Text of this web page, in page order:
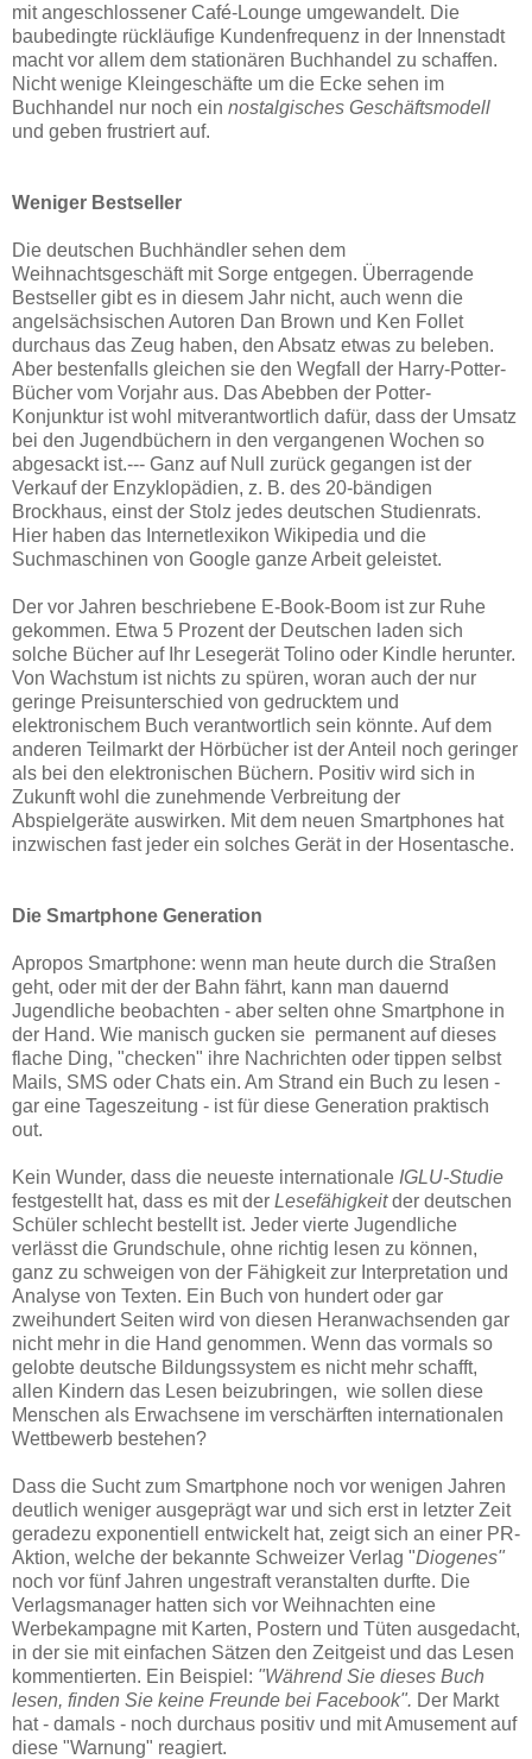
mit angeschlossener Café-Lounge umgewandelt. Die
baubedingte rückläufige Kundenfrequenz in der Innenstadt
macht vor allem dem stationären Buchhandel zu schaffen.
Nicht wenige Kleingeschäfte um die Ecke sehen im
Buchhandel nur noch ein nostalgisches Geschäftsmodell
und geben frustriert auf.
Weniger Bestseller
Die deutschen Buchhändler sehen dem
Weihnachtsgeschäft mit Sorge entgegen. Überragende
Bestseller gibt es in diesem Jahr nicht, auch wenn die
angelsächsischen Autoren Dan Brown und Ken Follet
durchaus das Zeug haben, den Absatz etwas zu beleben.
Aber bestenfalls gleichen sie den Wegfall der Harry-Potter-
Bücher vom Vorjahr aus. Das Abebben der Potter-
Konjunktur ist wohl mitverantwortlich dafür, dass der Umsatz
bei den Jugendbüchern in den vergangenen Wochen so
abgesackt ist.--- Ganz auf Null zurück gegangen ist der
Verkauf der Enzyklopädien, z. B. des 20-bändigen
Brockhaus, einst der Stolz jedes deutschen Studienrats.
Hier haben das Internetlexikon Wikipedia und die
Suchmaschinen von Google ganze Arbeit geleistet.
Der vor Jahren beschriebene E-Book-Boom ist zur Ruhe
gekommen. Etwa 5 Prozent der Deutschen laden sich
solche Bücher auf Ihr Lesegerät Tolino oder Kindle herunter.
Von Wachstum ist nichts zu spüren, woran auch der nur
geringe Preisunterschied von gedrucktem und
elektronischem Buch verantwortlich sein könnte. Auf dem
anderen Teilmarkt der Hörbücher ist der Anteil noch geringer
als bei den elektronischen Büchern. Positiv wird sich in
Zukunft wohl die zunehmende Verbreitung der
Abspielgeräte auswirken. Mit dem neuen Smartphones hat
inzwischen fast jeder ein solches Gerät in der Hosentasche.
Die Smartphone Generation
Apropos Smartphone: wenn man heute durch die Straßen
geht, oder mit der der Bahn fährt, kann man dauernd
Jugendliche beobachten - aber selten ohne Smartphone in
der Hand. Wie manisch gucken sie permanent auf dieses
flache Ding, "checken" ihre Nachrichten oder tippen selbst
Mails, SMS oder Chats ein. Am Strand ein Buch zu lesen -
gar eine Tageszeitung - ist für diese Generation praktisch
out.
Kein Wunder, dass die neueste internationale IGLU-Studie
festgestellt hat, dass es mit der Lesefähigkeitder deutschen
Schüler schlecht bestellt ist. Jeder vierte Jugendliche
verlässt die Grundschule, ohne richtig lesen zu können,
ganz zu schweigen von der Fähigkeit zur Interpretation und
Analyse von Texten. Ein Buch von hundert oder gar
zweihundert Seiten wird von diesen Heranwachsenden gar
nicht mehr in die Hand genommen. Wenn das vormals so
gelobte deutsche Bildungssystem es nicht mehr schafft,
allen Kindern das Lesen beizubringen, wie sollen diese
Menschen als Erwachsene im verschärften internationalen
Wettbewerb bestehen?
Dass die Sucht zum Smartphone noch vor wenigen Jahren
deutlich weniger ausgeprägt war und sich erst in letzter Zeit
geradezu exponentiell entwickelt hat, zeigt sich an einer PR-
Aktion, welche der bekannte Schweizer Verlag "Diogenes"
noch vor fünf Jahren ungestraft veranstalten durfte. Die
Verlagsmanager hatten sich vor Weihnachten eine
Werbekampagne mit Karten, Postern und Tüten ausgedacht,
in der sie mit einfachen Sätzen den Zeitgeist und das Lesen
kommentierten. Ein Beispiel: "Während Sie dieses Buch
lesen, finden Sie keine Freunde bei Facebook". Der Markt
hat - damals - noch durchaus positiv und mit Amusement auf
diese "Warnung" reagiert.